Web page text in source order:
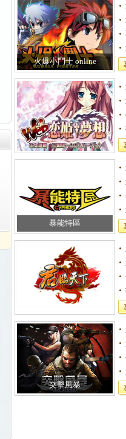
火爆小鬥士 online
暴能特區
突擊風暴